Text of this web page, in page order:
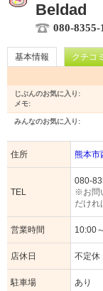
Beldad
080-8355-
基本情報 クチコ
じぶんのお気に入り:
メモ:
みんなのお気に入り:
住所 熊本市
TEL
080-
※お問
だけれ
営業時間 10:00
店休日 不定休
駐車場 あり